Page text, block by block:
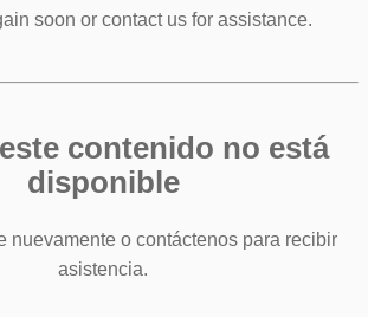
soon or contact us for assistance.
contenido no está
disponible
nuevamente o contáctenos para recibir
asistencia.